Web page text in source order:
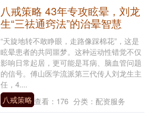
八戒策略 43年专攻眩晕，刘龙
生“三祛通窍法”的治晕智慧
“天旋地转不敢睁眼，走路像踩棉花”，这是
眩晕患者的共同噩梦。这种运动性错觉不仅
影响日常起居，更可能是耳病、脑血管问题
的信号。傅山医学流派第三代传人刘龙生主
任，4....
八戒策略 查看： 176 分类： 配资服务